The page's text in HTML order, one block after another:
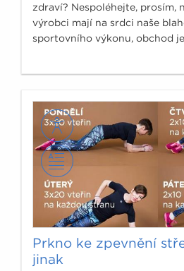
zdraví? Nespoléhejte, prosím,
výrobci mají na srdci naše
sportovního výkonu, obchod
Prkno ke zpevnění
jinak